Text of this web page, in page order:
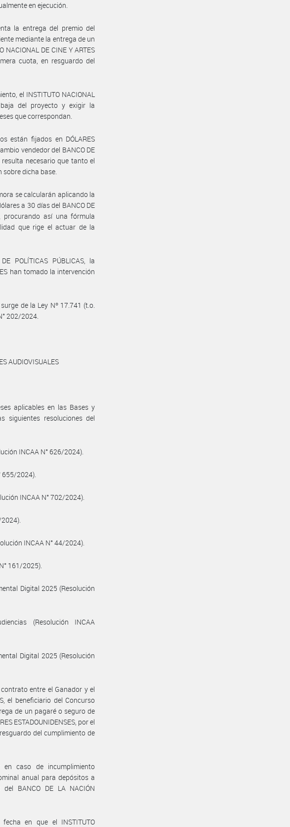
en ejecución.
la entrega del premio del
mediante la entrega de un
DE CINE Y ARTES
cuota, en resguardo del
el INSTITUTO NACIONAL
baja del proyecto y exigir la
que correspondan.
están fijados en DÓLARES
vendedor del BANCO DE
necesario que tanto el
sobre dicha base.
se calcularán aplicando la
a 30 días del BANCO DE
procurando así una fórmula
que rige el actuar de la
POLÍTICAS PÚBLICAS, la
han tomado la intervención
de la Ley Nº 17.741 (t.o.
202/2024.
AUDIOVISUALES
aplicables en las Bases y
siguientes resoluciones del
INCAA N° 626/2024).
655/2024).
INCAA N° 702/2024).
INCAA N° 44/2024).
161/2025).
Digital 2025 (Resolución
(Resolución INCAA
Digital 2025 (Resolución
entre el Ganador y el
el beneficiario del Concurso
de un pagaré o seguro de
ESTADOUNIDENSES, por el
del cumplimiento de
en caso de incumplimiento
anual para depósitos a
del BANCO DE LA NACIÓN
en que el INSTITUTO